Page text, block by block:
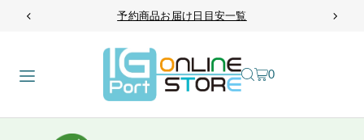
TRANSLATION MISSING: JA.ACCESSIBILITY.SKIP_TO_TEXT
予約商品お届け日目安一覧
0